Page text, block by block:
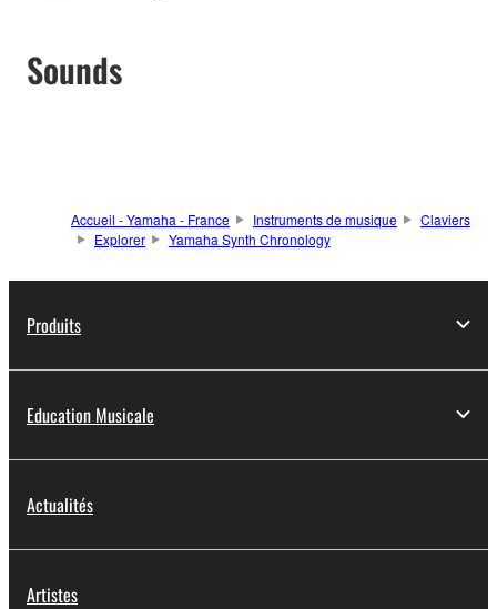
Sounds
Accueil - Yamaha - France Instruments de musique
Claviers
Explorer
Yamaha Synth Chronology
Produits
Education Musicale
Actualités
Artistes